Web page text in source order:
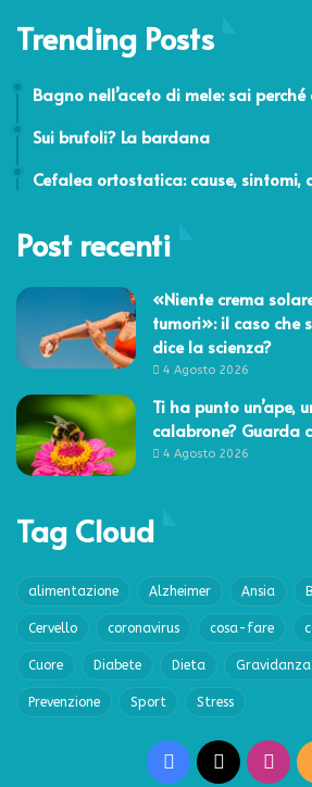
Trending Posts
Bagno nell’aceto di mele: sai
Sui brufoli? La bardana
Cefalea ortostatica: cause, sintomi,
Post recenti
«Niente crema
tumori»: il caso che
dice la scienza?
4 Agosto 2026
Ti ha punto un’ape,
calabrone? Guarda
4 Agosto 2026
Tag Cloud
alimentazione Alzheimer Ansia
Cervello coronavirus cosa-fare
Cuore Diabete Dieta Gravidanza
Prevenzione Sport Stress
Facebook